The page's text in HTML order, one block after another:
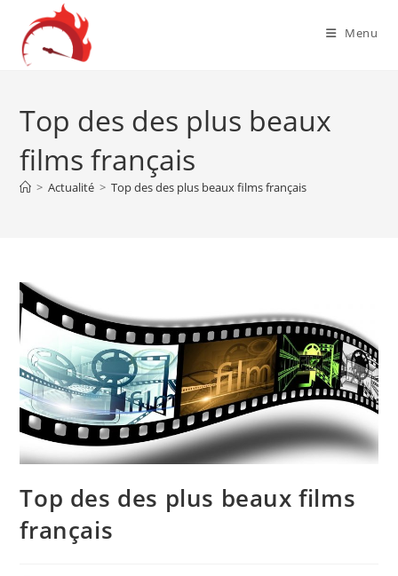
content
Menu
Top des des plus beaux
films français
> Actualité > Top des des plus beaux films français
Top des des plus beaux films
français